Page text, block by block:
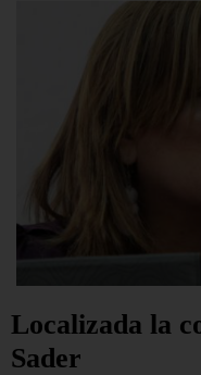
Localizada la
Sader